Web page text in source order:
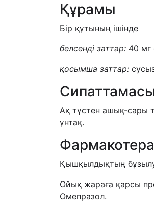
Құрамы
Бір құтының ішінде
белсенді заттар: 40 мг
қосымша заттар:
Ақ түстен ашық-сары
ұнтақ.
Қышқылдықтың
Ойық жараға қарсы
Омепразол.